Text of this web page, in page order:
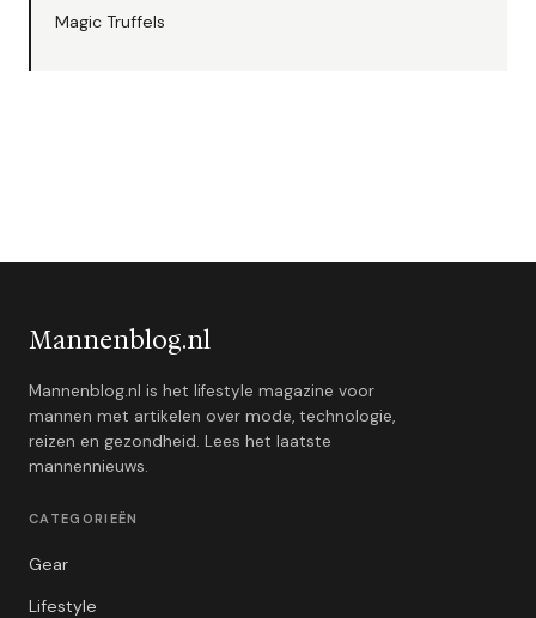
Magic Truffels
Mannenblog.nl
Mannenblog.nl is het lifestyle magazine voor
mannen met artikelen over mode, technologie,
reizen en gezondheid. Lees het laatste
mannennieuws.
CATEGORIEËN
Gear
Lifestyle